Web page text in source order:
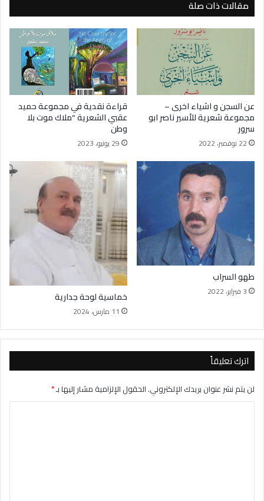
مقالات ذات صلة
عن السجن و اشياء اخرى –
مجموعة شعرية للأسير ناصر ابو
سرور
22 نوفمبر، 2022
قراءة نقدية في مجموعة حميد
عقبي الشعرية “ملاك موت بلا
وطن
29 يونيو، 2023
طهو السراب
3 فبراير، 2022 خماسية لوحة جدارية
11 مارس، 2024
اترك تعليقاً
لن يتم نشر عنوان بريدك الإلكتروني.الحقول الإلزامية مشار إليها بـ*